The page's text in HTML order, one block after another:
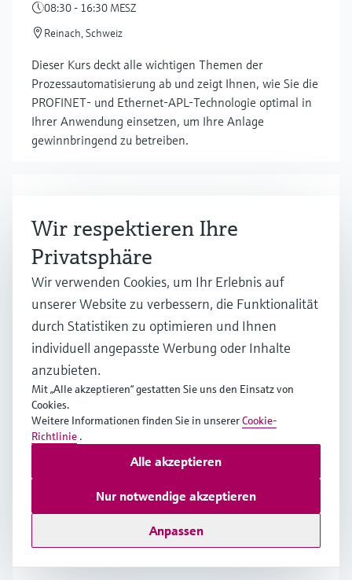
08:30 - 16:30 MESZ
Reinach, Schweiz
Dieser Kurs deckt alle wichtigen Themen der
Prozessautomatisierung ab und zeigt Ihnen, wie Sie die
PROFINET- und Ethernet-APL-Technologie optimal in
Ihrer Anwendung einsetzen, um Ihre Anlage
gewinnbringend zu betreiben.
Certified Basic Modbus Technology
13.10.2026
08:30 - 16:30 MESZ
Reinach, Schweiz
Erfahren Sie wie die Modbus-Technologie im Detail
funktioniert. Von der unterschiedlichen physischen
Schicht RS485 und Ethernet bis zu den Einzelheiten
des Modbus-Protokolls.
Ultrasonic Innovations
Ultrasonic Innovations: How Next-Gen Prosonic Flow is
Wir respektieren Ihre
Privatsphäre
Wir verwenden Cookies, um Ihr Erlebnis auf
unserer Website zu verbessern, die Funktionalität
durch Statistiken zu optimieren und Ihnen
individuell angepasste Werbung oder Inhalte
anzubieten.
Mit „Alle akzeptieren“ gestatten Sie uns den Einsatz von
Cookies.
Weitere Informationen finden Sie in unsererCookie-
Richtlinie .
Anpassen
Nur notwendige akzeptieren
Alle akzeptieren